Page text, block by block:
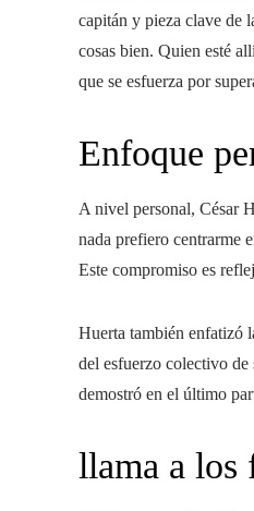
capitán y pieza clave de
cosas bien. Quien esté
que se esfuerza por
Enfoque
A nivel personal, César
nada prefiero centrarme
Este compromiso es
Huerta también enfatizó
del esfuerzo colectivo de
demostró en el último
llama a los